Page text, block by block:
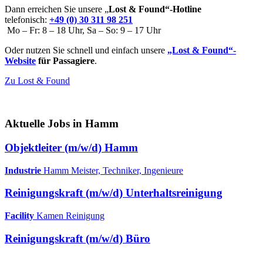
Dann erreichen Sie unsere „Lost & Found“-Hotline
telefonisch: +49 (0) 30 311 98 251
Mo – Fr: 8 – 18 Uhr, Sa – So: 9 – 17 Uhr
Oder nutzen Sie schnell und einfach unsere „Lost & Found“-
Website für Passagiere.
Zu Lost & Found
Aktuelle Jobs in Hamm
Objektleiter (m/w/d) Hamm
Industrie Hamm Meister, Techniker, Ingenieure
Reinigungskraft (m/w/d) Unterhaltsreinigung
Facility Kamen Reinigung
Reinigungskraft (m/w/d) Büro